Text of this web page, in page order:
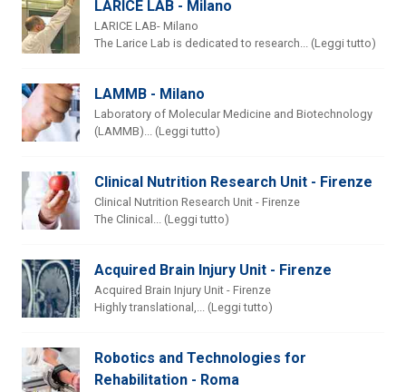
LARICE LAB - Milano
LARICE LAB- Milano
The Larice Lab is dedicated to research... (Leggi tutto)
LAMMB - Milano
Laboratory of Molecular Medicine and Biotechnology
(LAMMB)... (Leggi tutto)
Clinical Nutrition Research Unit - Firenze
Clinical Nutrition Research Unit - Firenze
The Clinical... (Leggi tutto)
Acquired Brain Injury Unit - Firenze
Acquired Brain Injury Unit - Firenze
Highly translational,... (Leggi tutto)
Robotics and Technologies for
Rehabilitation - Roma